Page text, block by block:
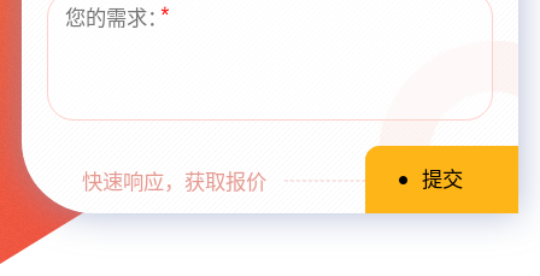
快速响应，获取报价